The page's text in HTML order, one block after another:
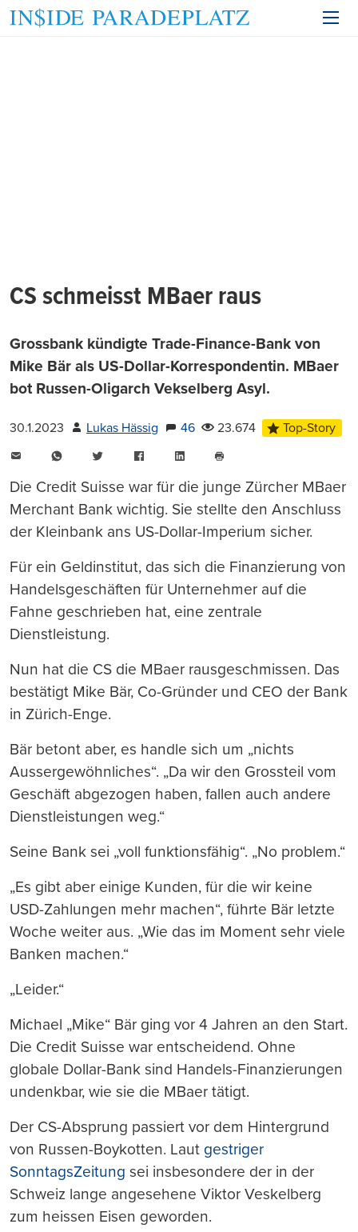
CS schmeisst MBaer raus
Grossbank kündigte Trade-Finance-Bank von
Mike Bär als US-Dollar-Korrespondentin. MBaer
bot Russen-Oligarch Vekselberg Asyl.
30.1.2023 Lukas Hässig 46 23.674
Top-Story
WhatsAppTwitter FacebookLinkedIn
drucken
Die Credit Suisse war für die junge Zürcher MBaer
Merchant Bank wichtig. Sie stellte den Anschluss
der Kleinbank ans US-Dollar-Imperium sicher.
Für ein Geldinstitut, das sich die Finanzierung von
Handelsgeschäften für Unternehmer auf die
Fahne geschrieben hat, eine zentrale
Dienstleistung.
Nun hat die CS die MBaer rausgeschmissen. Das
bestätigt Mike Bär, Co-Gründer und CEO der Bank
in Zürich-Enge.
Bär betont aber, es handle sich um „nichts
Aussergewöhnliches“. „Da wir den Grossteil vom
Geschäft abgezogen haben, fallen auch andere
Dienstleistungen weg.“
Seine Bank sei „voll funktionsfähig“. „No problem.“
„Es gibt aber einige Kunden, für die wir keine
USD-Zahlungen mehr machen“, führte Bär letzte
Woche weiter aus. „Wie das im Moment sehr viele
Banken machen.“
„Leider.“
Michael „Mike“ Bär ging vor 4 Jahren an den Start.
Die Credit Suisse war entscheidend. Ohne
globale Dollar-Bank sind Handels-Finanzierungen
undenkbar, wie sie die MBaer tätigt.
Der CS-Absprung passiert vor dem Hintergrund
von Russen-Boykotten. Laut gestriger
SonntagsZeitung sei insbesondere der in der
Schweiz lange angesehene Viktor Veskelberg
zum heissen Eisen geworden.